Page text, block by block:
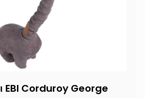
EBI Corduroy George